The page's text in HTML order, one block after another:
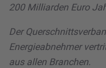
200 Milliarden Euro
Der
Energieabnehmer
aus allen Branchen.